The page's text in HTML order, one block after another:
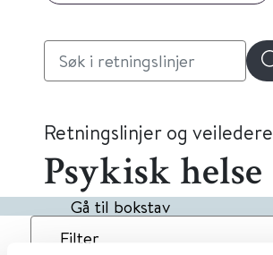
Retningslinjer og veiledere
Psykisk helse
Gå til bokstav
Filter